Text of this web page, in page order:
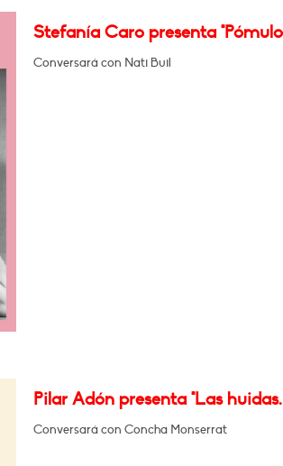
Stefanía Caro presenta
Conversará con Nati Buil
Pilar Adón presenta "Las
Conversará con Concha Monserrat